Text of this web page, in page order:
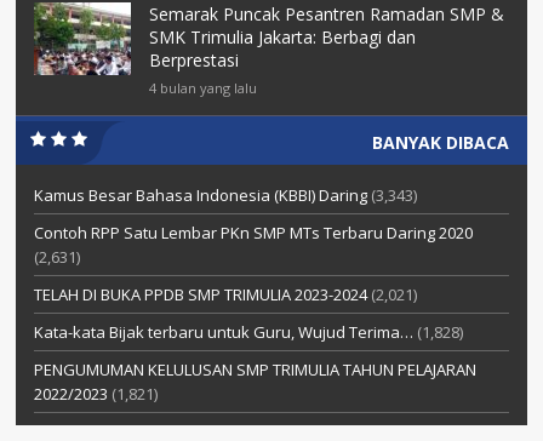
Semarak Puncak Pesantren Ramadan SMP &
SMK Trimulia Jakarta: Berbagi dan
Berprestasi
4 bulan yang lalu
BANYAK DIBACA
Kamus Besar Bahasa Indonesia (KBBI) Daring (3,343)
Contoh RPP Satu Lembar PKn SMP MTs Terbaru Daring 2020
(2,631)
TELAH DI BUKA PPDB SMP TRIMULIA 2023-2024 (2,021)
Kata-kata Bijak terbaru untuk Guru, Wujud Terima… (1,828)
PENGUMUMAN KELULUSAN SMP TRIMULIA TAHUN PELAJARAN
2022/2023 (1,821)